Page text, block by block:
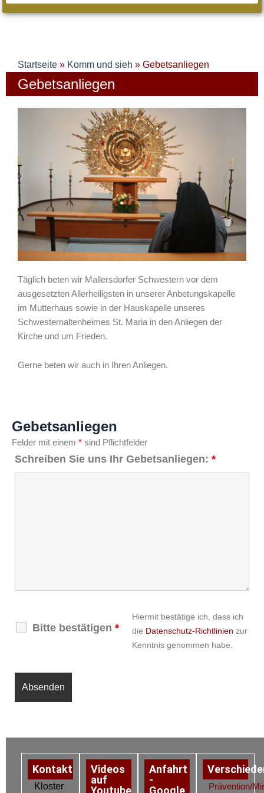
Startseite » Komm und sieh » Gebetsanliegen
Gebetsanliegen
Täglich beten wir Mallersdorfer Schwestern vor dem
ausgesetzten Allerheiligsten in unserer Anbetungskapelle
im Mutterhaus sowie in der Hauskapelle unseres
Schwesternaltenheimes St. Maria in den Anliegen der
Kirche und um Frieden.
Gerne beten wir auch in Ihren Anliegen.
Gebetsanliegen
Felder mit einem * sind Pflichtfelder
Schreiben Sie uns Ihr Gebetsanliegen: *
Bitte bestätigen *
Hiermit bestätige ich, dass ich
die Datenschutz-Richtlinien zur
Kenntnis genommen habe.
Kontakt
Kloster
Videos
auf
Youtube
Anfahrt
-
Google
Prävention/